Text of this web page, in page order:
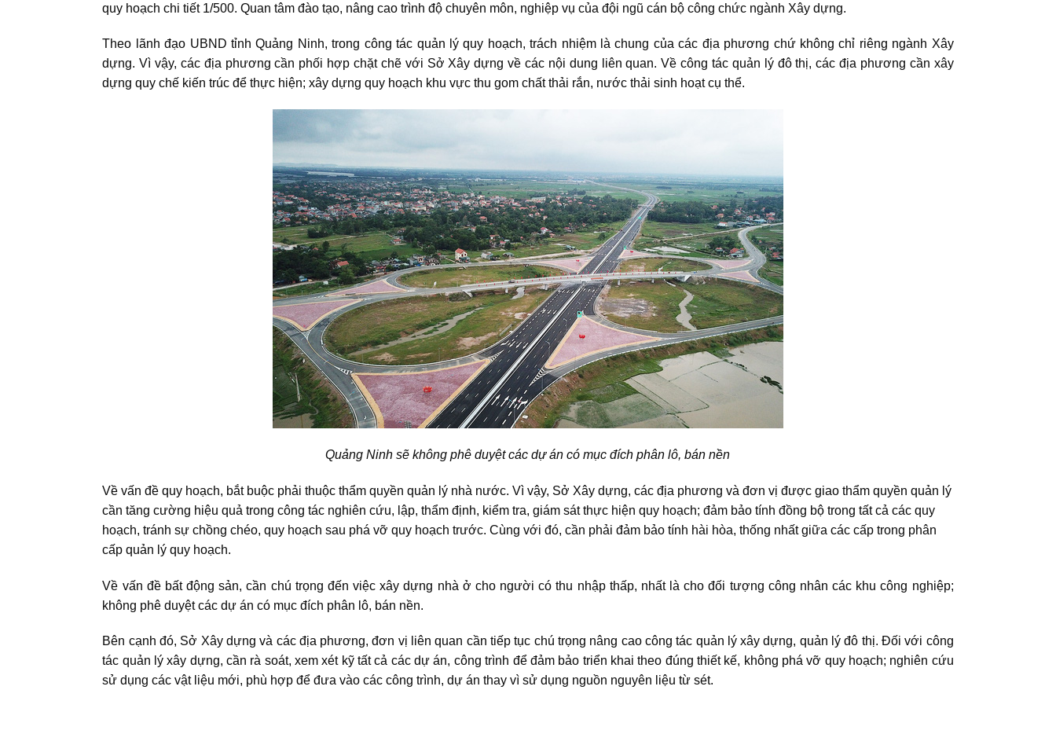
quy hoạch chi tiết 1/500. Quan tâm đào tạo, nâng cao trình độ chuyên môn, nghiệp vụ của đội ngũ cán bộ công chức ngành Xây dựng.
Theo lãnh đạo UBND tỉnh Quảng Ninh, trong công tác quản lý quy hoạch, trách nhiệm là chung của các địa phương chứ không chỉ riêng ngành Xây
dựng. Vì vậy, các địa phương cần phối hợp chặt chẽ với Sở Xây dựng về các nội dung liên quan. Về công tác quản lý đô thị, các địa phương cần xây
dựng quy chế kiến trúc để thực hiện; xây dựng quy hoạch khu vực thu gom chất thải rắn, nước thải sinh hoạt cụ thể.
Quảng Ninh sẽ không phê duyệt các dự án có mục đích phân lô, bán nền
Về vấn đề quy hoạch, bắt buộc phải thuộc thẩm quyền quản lý nhà nước. Vì vậy, Sở Xây dựng, các địa phương và đơn vị được giao thẩm quyền quản lý
cần tăng cường hiệu quả trong công tác nghiên cứu, lập, thẩm định, kiểm tra, giám sát thực hiện quy hoạch; đảm bảo tính đồng bộ trong tất cả các quy
hoạch, tránh sự chồng chéo, quy hoạch sau phá vỡ quy hoạch trước. Cùng với đó, cần phải đảm bảo tính hài hòa, thống nhất giữa các cấp trong phân
cấp quản lý quy hoạch.
Về vấn đề bất động sản, cần chú trọng đến việc xây dựng nhà ở cho người có thu nhập thấp, nhất là cho đối tượng công nhân các khu công nghiệp;
không phê duyệt các dự án có mục đích phân lô, bán nền.
Bên cạnh đó, Sở Xây dựng và các địa phương, đơn vị liên quan cần tiếp tục chú trọng nâng cao công tác quản lý xây dựng, quản lý đô thị. Đối với công
tác quản lý xây dựng, cần rà soát, xem xét kỹ tất cả các dự án, công trình để đảm bảo triển khai theo đúng thiết kế, không phá vỡ quy hoạch; nghiên cứu
sử dụng các vật liệu mới, phù hợp để đưa vào các công trình, dự án thay vì sử dụng nguồn nguyên liệu từ sét.